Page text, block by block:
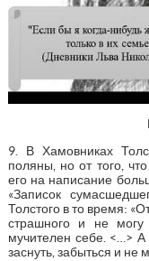
9. В Хамовниках
поляны, но от того,
его на написание
«Записок
Толстого в то время:
страшного и не
мучителен себе. <…>
заснуть, забыться и не